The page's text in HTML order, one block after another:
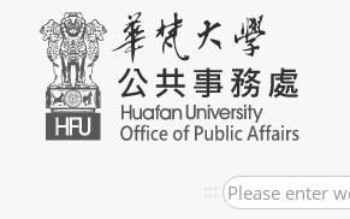
跳到主要內容
:::